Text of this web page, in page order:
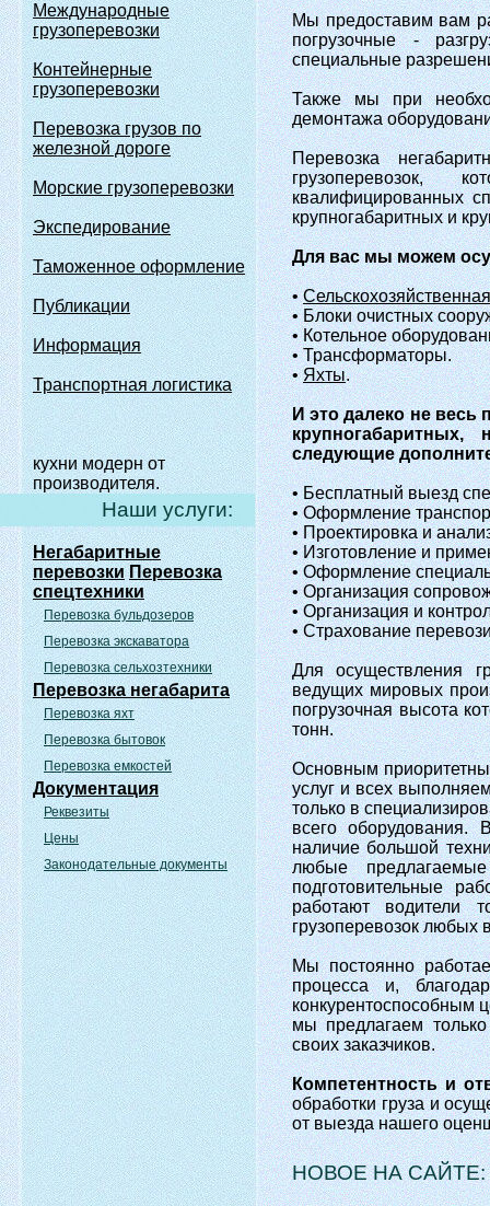
Международные
грузоперевозки
Контейнерные
грузоперевозки
Перевозка грузов по
железной дороге
Морские грузоперевозки
Экспедирование
Таможенное оформление
Публикации
Информация
Транспортная логистика
кухни модерн от
производителя.
Наши услуги:
Негабаритные
перевозки Перевозка
спецтехники
Перевозка бульдозеров
Перевозка экскаватора
Перевозка сельхозтехники
Перевозка негабарита
Перевозка яхт
Перевозка бытовок
Перевозка емкостей
Документация
Реквезиты
Цены
Законодательные документы
Мы предоставим вам
погрузочные -
специальные
Также мы при
демонтажа
Перевозка
грузоперевозок,
квалифицированных
крупногабаритных и
Для вас мы можем
•Сельскохозяйственная
• Блоки очистных
• Котельное
• Трансформаторы.
•Яхты.
И это далеко не весь
следующие
• Бесплатный выезд
• Оформление
• Проектировка и
• Изготовление и
• Оформление
• Организация
• Организация и
• Страхование
Для осуществления
ведущих мировых
погрузочная высота
тонн.
Основным
услуг и всех
только в
всего оборудования.
наличие большой
любые
подготовительные
работают водители
грузоперевозок любых
Мы постоянно
процесса и,
конкурентоспособным
мы предлагаем
своих заказчиков.
Компетентность и
обработки груза и
от выезда нашего
НОВОЕ НА САЙТЕ: